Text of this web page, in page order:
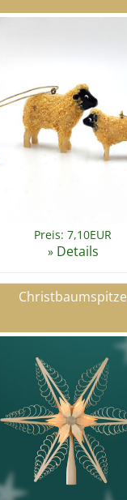
Preis: 7,10EUR
» Details
Christbaumspitze